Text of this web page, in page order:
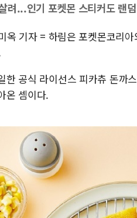
려...인기 포켓몬 스티커도 랜
옥 기자 = 하림은 포켓몬코리
한 공식 라이선스 피카츄 돈까
온 셈이다.